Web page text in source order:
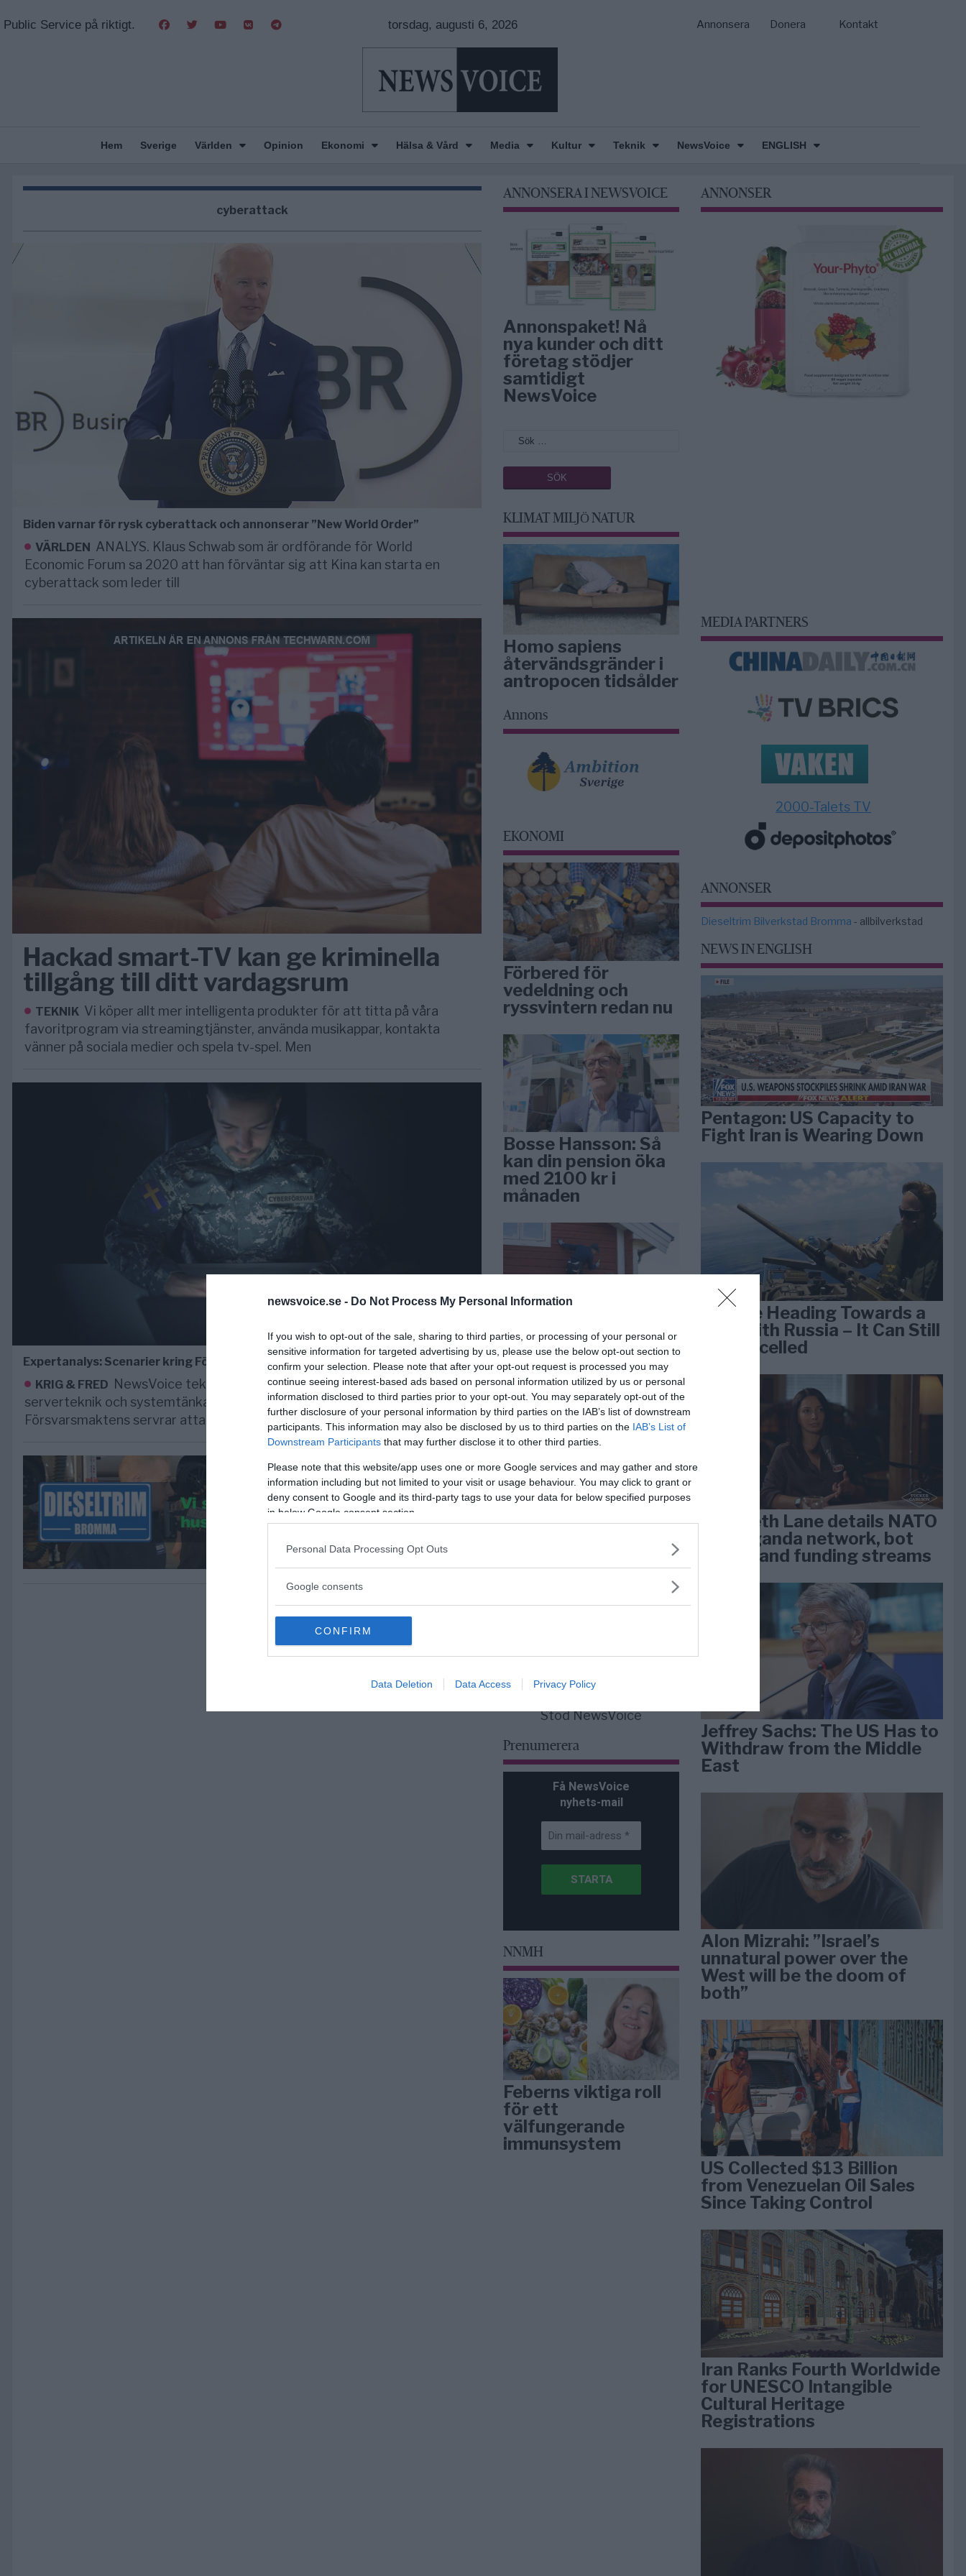
newsvoice.se - Do Not Process My Personal Information
If you wish to opt-out of the sale, sharing to third parties, or processing of your personal or
sensitive information for targeted advertising by us, please use the below opt-out section to
confirm your selection. Please note that after your opt-out request is processed you may
continue seeing interest-based ads based on personal information utilized by us or personal
information disclosed to third parties prior to your opt-out. You may separately opt-out of the
further disclosure of your personal information by third parties on the IAB’s list of downstream
participants. This information may also be disclosed by us to third parties on the IAB’s List of
Downstream Participants that may further disclose it to other third parties.
Please note that this website/app uses one or more Google services and may gather and store
information including but not limited to your visit or usage behaviour. You may click to grant or
deny consent to Google and its third-party tags to use your data for below specified purposes
in below Google consent section.
Personal Data Processing Opt Outs
Google consents
CONFIRM
Data Deletion Data Access Privacy Policy
Public Service på riktigt. torsdag, augusti 6, 2026 Annonsera Donera Kontakt
Hem Sverige Världen Opinion Ekonomi Hälsa & Vård Media Kultur Teknik NewsVoice ENGLISH
cyberattack
Biden varnar för rysk cyberattack och annonserar ”New World Order”
VÄRLDEN ANALYS. Klaus Schwab som är ordförande för World
Economic Forum sa 2020 att han förväntar sig att Kina kan starta en
cyberattack som leder till
Hackad smart-TV kan ge kriminella
tillgång till ditt vardagsrum
TEKNIK Vi köper allt mer intelligenta produkter för att titta på våra
favoritprogram via streamingtjänster, använda musikappar, kontakta
vänner på sociala medier och spela tv-spel. Men
Expertanalys: Scenarier kring Försvarsmaktserverns attack mot NewsVoice
KRIG & FRED NewsVoice tekniker, med ett brett kunnande inom
serverteknik och systemtänkande inom IT, ger sin bild av varför en av
Försvarsmaktens servrar attackerade NewsVoice. Frågan är
ANNONSERA I NEWSVOICE
Annonspaket! Nå
nya kunder och ditt
företag stödjer
samtidigt
NewsVoice
KLIMAT MILJÖ NATUR
Homo sapiens
återvändsgränder i
antropocen tidsålder
Annons
EKONOMI
Förbered för
vedeldning och
ryssvintern redan nu
Bosse Hansson: Så
kan din pension öka
med 2100 kr i
månaden
Regeringen ger
bidrag för
energieffektivare
bostäder – Ansök 1
september
KREAPRENÖR
för Sverige är redan
Stöd NewsVoice
Prenumerera
Få NewsVoice
nyhets-mail
NNMH
Feberns viktiga roll
för ett
välfungerande
immunsystem
ANNONSER
MEDIA PARTNERS
2000-Talets TV
ANNONSER
Dieseltrim Bilverkstad Bromma - allbilverkstad
NEWS IN ENGLISH
Pentagon: US Capacity to
Fight Iran is Wearing Down
We Are Heading Towards a
War With Russia – It Can Still
Be Cancelled
Elizabeth Lane details NATO
propaganda network, bot
farms, and funding streams
Jeffrey Sachs: The US Has to
Withdraw from the Middle
East
Alon Mizrahi: ”Israel’s
unnatural power over the
West will be the doom of
both”
US Collected $13 Billion
from Venezuelan Oil Sales
Since Taking Control
Iran Ranks Fourth Worldwide
for UNESCO Intangible
Cultural Heritage
Registrations